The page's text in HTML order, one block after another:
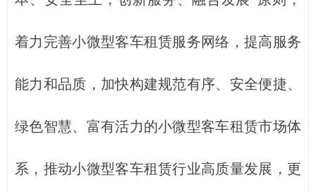
着力完善小微型客车租赁服务网络，提高服务
能力和品质，加快构建规范有序、安全便捷、
绿色智慧、富有活力的小微型客车租赁市场体
系，推动小微型客车租赁行业高质量发展，更